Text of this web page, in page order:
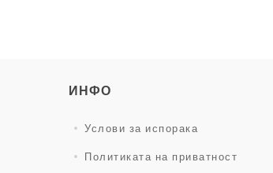
ИНФО
Услови за испорака
Политиката на приватност